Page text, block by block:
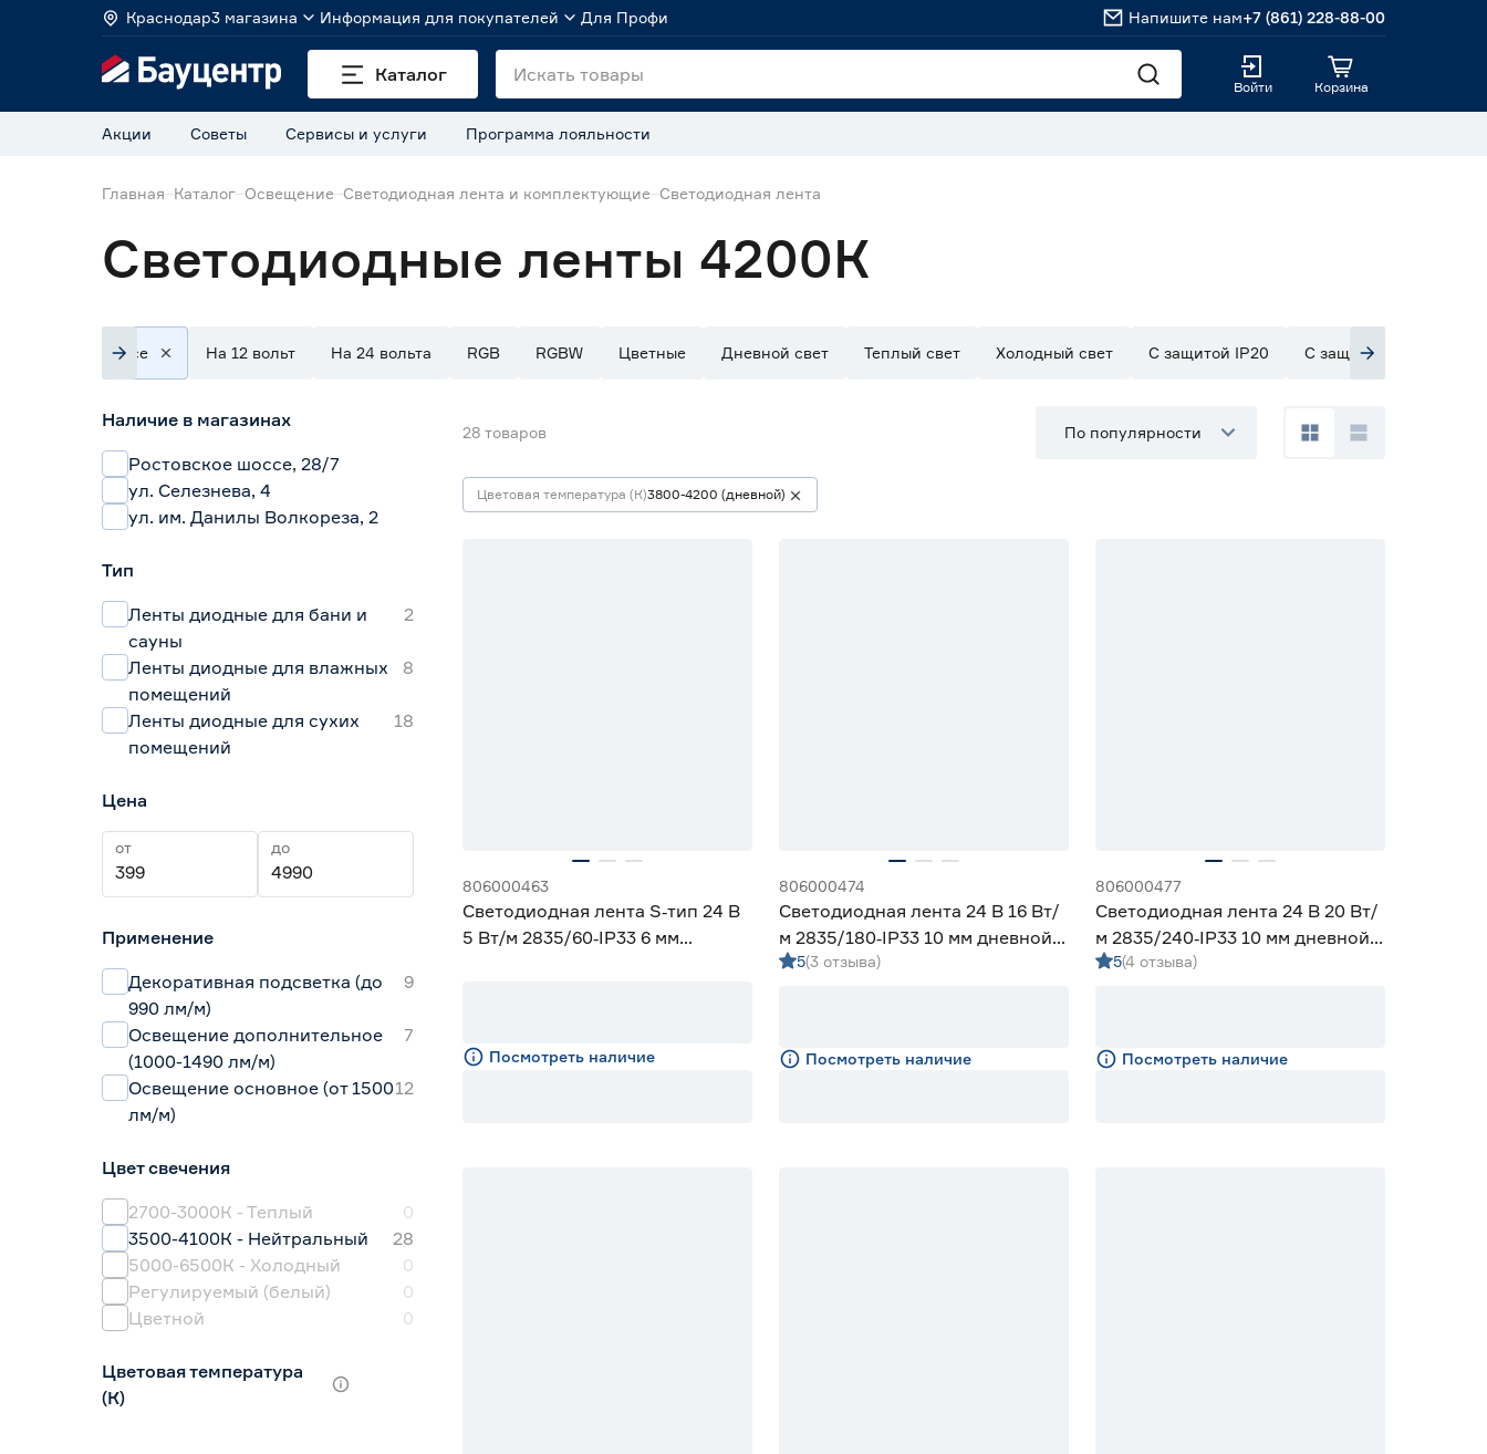
Краснодар3 магазина Информация для покупателей Для Профи Напишите нам+7 (861) 228-88-00
Каталог
Войти Корзина
Акции Советы Сервисы и услуги Программа лояльности
Главная Каталог Освещение Светодиодная лента и комплектующие Светодиодная лента
Светодиодные ленты 4200К
Все На 12 вольт На 24 вольта RGB RGBW Цветные Дневной свет Теплый свет Холодный свет С защитой IP20 С защитой IP33
Наличие в магазинах
Ростовское шоссе, 28/7
ул. Селезнева, 4
ул. им. Данилы Волкореза, 2
Тип
Ленты диодные для бани и
сауны
2
Ленты диодные для влажных
помещений
8
Ленты диодные для сухих
помещений
18
Цена
от до
Применение
Декоративная подсветка (до
990 лм/м)
9
Освещение дополнительное
(1000-1490 лм/м)
7
Освещение основное (от 1500
лм/м)
12
Цвет свечения
2700-3000К - Теплый
0
3500-4100К - Нейтральный
28
5000-6500К - Холодный
0
Регулируемый (белый)
0
Цветной
0
Цветовая температура
(К)
28 товаров По популярности
Цветовая температура (К)3800-4200 (дневной)
806000463
Светодиодная лента S‑тип 24 В
5 Вт/м 2835/60‑IP33 6 мм
Посмотреть наличие
806000474
Светодиодная лента 24 В 16 Вт/
м 2835/180‑IP33 10 мм дневной 5
м Geniled
5(3 отзыва)
Посмотреть наличие
806000477
Светодиодная лента 24 В 20 Вт/
м 2835/240‑IP33 10 мм дневной 5
м Geniled
5(4 отзыва)
Посмотреть наличие